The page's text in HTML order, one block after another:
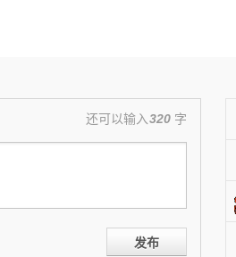
还可以输入320 字
发布